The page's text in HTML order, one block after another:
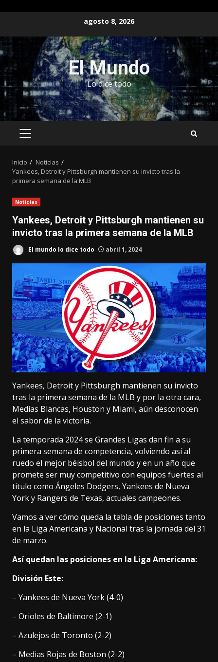
contenido
agosto 8, 2026
El Mundo
Lo dice todo
MENÚ
Inicio
Noticias
Yankees, Detroit y Pittsburgh mantienen su invicto tras la
primera semana de la MLB
Noticias
Yankees, Detroit y Pittsburgh mantienen su
invicto tras la primera semana de la MLB
El mundo lo dice todo abril 1, 2024
Yankees, Detroit y Pittsburgh mantienen su invicto
tras la primera semana de la MLB y por la otra cara,
Medias Blancas, Houston y Miami, aún desconocen
el sabor de la victoria.
La temporada 2024 se Grandes Ligas dan fin a su
primera semana de competencia, volviendo así al
ruedo el mejor béisbol del mundo y en un año que
promete ser muy competitivo con equipos fuertes al
título como Ángeles Dodgers, Yankees de Nueva
York y Rangers de Texas, actuales campeones.
Vamos a ver cómo queda la tabla de posiciones tanto
en la Liga Americana y Nacional tras la jornada del 31
de marzo.
Así quedan las posiciones en la Liga Americana:
División Este:
– Yankees de Nueva York (4-0)
– Orioles de Baltimore (2-1)
– Azulejos de Toronto (2-2)
– Medias Rojas de Boston (2-2)